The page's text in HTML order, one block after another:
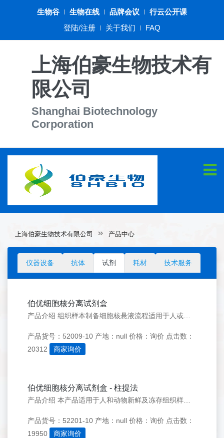
生物谷 生物在线 品牌会议
行云公开课
登陆/注册
关于我们 FAQ
上海伯豪生物技术有
限公司
Shanghai Biotechnology
Corporation
上海伯豪生物技术有限公司 产品中心
仪器设备 抗体 试剂 耗材 技术服务
伯优细胞核分离试剂盒
产品货号：52009-10 产地：null 价格：询价 点击数：
20312
商家询价
伯优细胞核分离试剂盒 - 柱提法
产品货号：52201-10 产地：null 价格：询价 点击数：
19950
商家询价